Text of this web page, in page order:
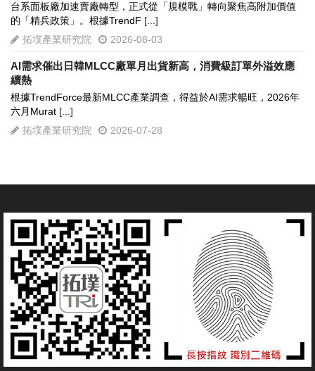
台系面板廠加速賣廠轉型，正式從「規模戰」轉向聚焦高附加價值
的「精兵政策」。根據TrendF [...]
拓墣產業研究院
2026-08-03
AI需求催出日韓MLCC廠單月出貨新高，消費級訂單外溢效應
續熱
根據TrendForce最新MLCC產業調查，得益於AI需求暢旺，2026年
六月Murat [...]
拓墣產業研究院
2026-07-28